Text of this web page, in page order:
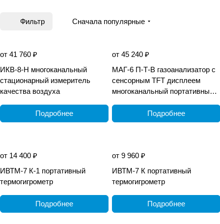
Фильтр Сначала популярные
от 41 760 ₽
ИКВ-8-Н многоканальный
стационарный измеритель
качества воздуха
Подробнее
от 45 240 ₽
МАГ-6 П-Т-В газоанализатор с
сенсорным TFT дисплеем
многоканальный портативный
Подробнее
от 14 400 ₽
ИВТМ-7 К-1 портативный
термогигрометр
Подробнее
от 9 960 ₽
ИВТМ-7 К портативный
термогигрометр
Подробнее